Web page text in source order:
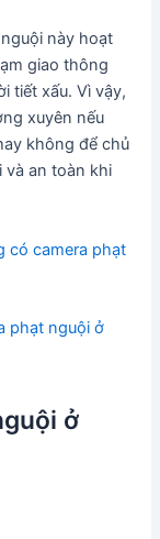
này hoạt
giao thông
tiết xấu. Vì vậy,
xuyên nếu
không để chủ
và an toàn khi
có camera phạt
phạt nguội ở
ở